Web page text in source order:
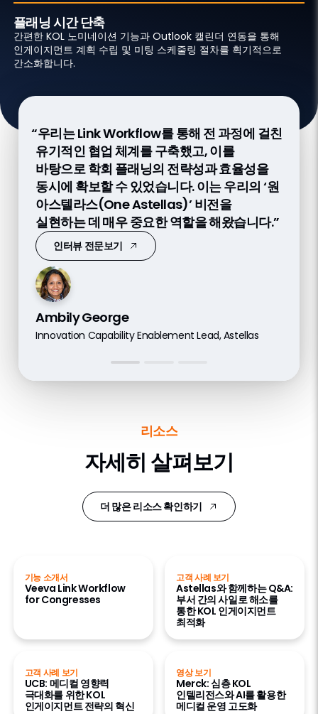
플래닝 시간 단축
간편한 KOL 노미네이션 기능과 Outlook 캘린더 연동을 통해
인게이지먼트 계획 수립 및 미팅 스케줄링 절차를 획기적으로
간소화합니다.
“우리는 Link Workflow를 통해 전 과정에 걸친
유기적인 협업 체계를 구축했고, 이를
바탕으로 학회 플래닝의 전략성과 효율성을
동시에 확보할 수 있었습니다. 이는 우리의 ‘원
아스텔라스(One Astellas)’ 비전을
실현하는 데 매우 중요한 역할을 해왔습니다.”
인터뷰 전문보기
Ambily George
Innovation Capability Enablement Lead, Astellas
“Link Workflow 덕분에 본사와 지사
담당자들이 긴밀하게 소통하며 KOL과의
대화를 더욱 완벽하게 준비할 수 있게
되었습니다. 덕분에 인게이지먼트의 수준이
한 차원 향상되었습니다.”
인터뷰 전문보기
Lynn Mertens
Global Medical Impact Lead, UCB
“우리는 Link Workflow를 활용해 부서 간
시너지를 극대화할 수 있는 가장 효율적인
인게이지먼트를 계획합니다.”
팟캐스트 듣기
Georgios Tramountanis
Data, Digital and Technology, Global Medical Core
Capabilities – Global Portfolio Division, Takeda
리소스
자세히 살펴보기
더 많은 리소스 확인하기
기능 소개서
Veeva Link Workflow
for Congresses
고객 사례 보기
Astellas와 함께하는 Q&A:
부서 간의 사일로 해소를
통한 KOL 인게이지먼트
최적화
고객 사례 보기
UCB: 메디컬 영향력
극대화를 위한 KOL
인게이지먼트 전략의 혁신
영상 보기
Merck: 심층 KOL
인텔리전스와 AI를 활용한
메디컬 운영 고도화